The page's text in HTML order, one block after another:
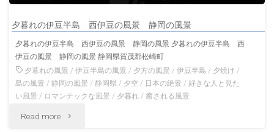
本
宮
浅
夕暮れの伊豆半島 西伊豆の風景 静岡の風景
夕暮れの伊豆半島 西伊豆の風景 静岡の風景 夕暮れの伊豆半島 西
伊豆の風景 静岡の風景 静岡県賀茂郡松崎町
夕暮れの風景 /伊豆半島の風景 / 夕方の風景 /伊豆半島 / 夕焼け /
島の風景 / 静岡の風景 / 静岡県 / 夕空 / 日本の絶景 /好きな人と見た
い風景 / ロマンチックな風景 / 夕暮れ /癒される風景
Read more "夕